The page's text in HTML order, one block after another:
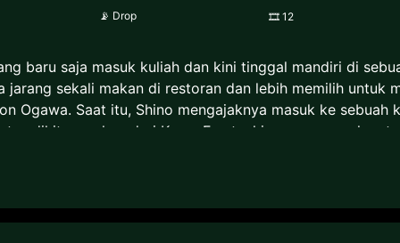
📡 Drop 🎞 12
baru saja masuk kuliah dan kini tinggal mandiri di
jarang sekali makan di restoran dan lebih memilih untuk
Ogawa. Saat itu, Shino mengajaknya masuk ke
sedikit masukan dari Kurea Furutachi yang merupakan